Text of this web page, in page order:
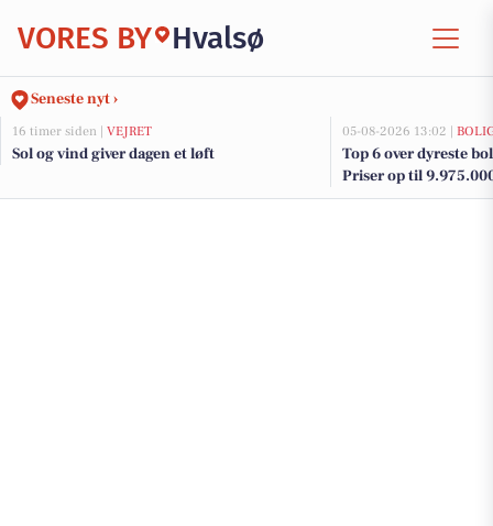
VORES BY Hvalsø
Seneste nyt ›
16 timer siden | VEJRET
Sol og vind giver dagen et løft
05-08-2026 13:02 |
Top 6 over dyreste
Priser op til